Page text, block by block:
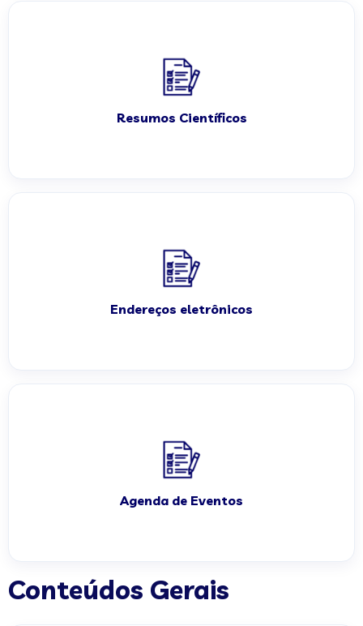
Resumos Científicos
Endereços eletrônicos
Agenda de Eventos
Conteúdos Gerais